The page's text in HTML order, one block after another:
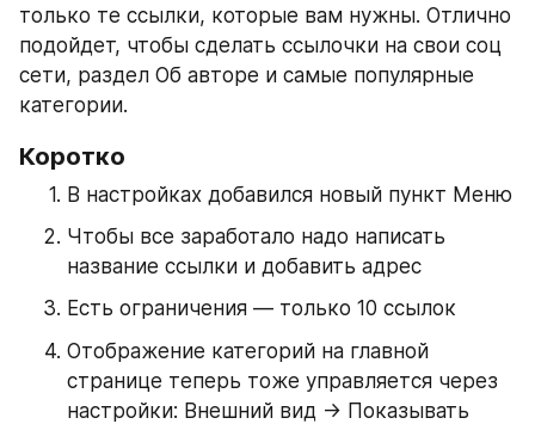
только те ссылки, которые вам нужны. Отлично
подойдет, чтобы сделать ссылочки на свои соц
сети, раздел Об авторе и самые популярные
категории.
Коротко
В настройках добавился новый пункт Меню
Чтобы все заработало надо написать
название ссылки и добавить адрес
Есть ограничения — только 10 ссылок
Отображение категорий на главной
странице теперь тоже управляется через
настройки: Внешний вид -> Показывать